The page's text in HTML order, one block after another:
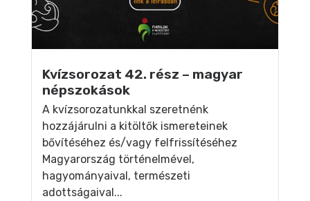
Kvízsorozat 42. rész – magyar
népszokások
A kvízsorozatunkkal szeretnénk
hozzájárulni a kitöltők ismereteinek
bővítéséhez és/vagy felfrissítéséhez
Magyarország történelmével,
hagyományaival, természeti
adottságaival...